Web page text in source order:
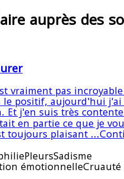
auprès des
vraiment pas
le positif, aujourd'hui
Et j'en suis très
en partie ce que je
toujours plaisant ...
PleursSadisme
émotionnelleCruauté